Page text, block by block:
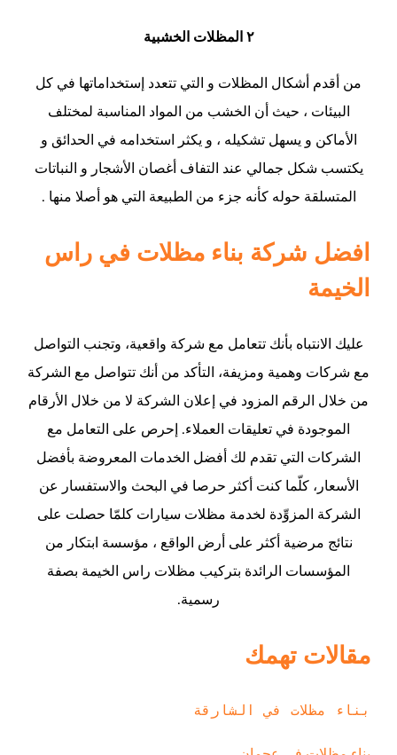
٢ المظلات الخشبية
من أقدم أشكال المظلات و التي تتعدد إستخداماتها في كل
البيئات ، حيث أن الخشب من المواد المناسبة لمختلف
الأماكن و يسهل تشكيله ، و يكثر استخدامه في الحدائق و
يكتسب شكل جمالي عند التفاف أغصان الأشجار و النباتات
المتسلقة حوله كأنه جزء من الطبيعة التي هو أصلا منها .
افضل شركة بناء مظلات في راس
الخيمة
عليك الانتباه بأنك تتعامل مع شركة واقعية، وتجنب التواصل
مع شركات وهمية ومزيفة، التأكد من أنك تتواصل مع الشركة
من خلال الرقم المزود في إعلان الشركة لا من خلال الأرقام
الموجودة في تعليقات العملاء. إحرص على التعامل مع
الشركات التي تقدم لك أفضل الخدمات المعروضة بأفضل
الأسعار، كلّما كنت أكثر حرصا في البحث والاستفسار عن
الشركة المزوِّدة لخدمة مظلات سيارات كلمّا حصلت على
نتائج مرضية أكثر على أرض الواقع ، مؤسسة ابتكار من
المؤسسات الرائدة بتركيب مظلات راس الخيمة بصفة
رسمية.
مقالات تهمك
بناء مظلات في الشارقة